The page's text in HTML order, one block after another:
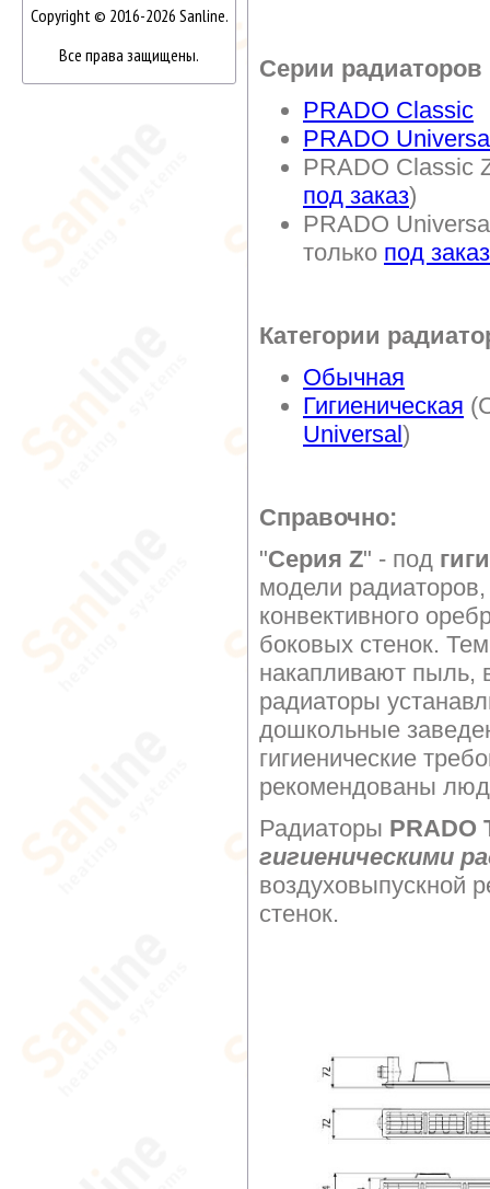
Copyright © 2016-2026 Sanline.
Все права защищены.
Серии
PRADO Classic
PRADO
PRADO Classic
под заказ)
PRADO
только под заказ
Категории
Обычная
Гигиеническая
Universal)
Справочно:
"Серия Z" - под
модели
конвективного
боковых стенок.
накапливают пыль,
радиаторы
дошкольные
гигиенические
рекомендованы
Радиаторы PRADO
гигиеническими
воздуховыпускной
стенок.